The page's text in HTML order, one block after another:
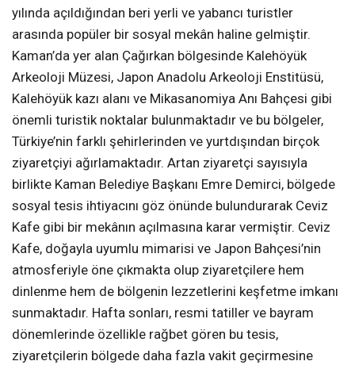
yılında açıldığından beri yerli ve yabancı turistler
arasında popüler bir sosyal mekân haline gelmiştir.
Kaman’da yer alan Çağırkan bölgesinde Kalehöyük
Arkeoloji Müzesi, Japon Anadolu Arkeoloji Enstitüsü,
Kalehöyük kazı alanı ve Mikasanomiya Anı Bahçesi gibi
önemli turistik noktalar bulunmaktadır ve bu bölgeler,
Türkiye’nin farklı şehirlerinden ve yurtdışından birçok
ziyaretçiyi ağırlamaktadır. Artan ziyaretçi sayısıyla
birlikte Kaman Belediye Başkanı Emre Demirci, bölgede
sosyal tesis ihtiyacını göz önünde bulundurarak Ceviz
Kafe gibi bir mekânın açılmasına karar vermiştir. Ceviz
Kafe, doğayla uyumlu mimarisi ve Japon Bahçesi’nin
atmosferiyle öne çıkmakta olup ziyaretçilere hem
dinlenme hem de bölgenin lezzetlerini keşfetme imkanı
sunmaktadır. Hafta sonları, resmi tatiller ve bayram
dönemlerinde özellikle rağbet gören bu tesis,
ziyaretçilerin bölgede daha fazla vakit geçirmesine